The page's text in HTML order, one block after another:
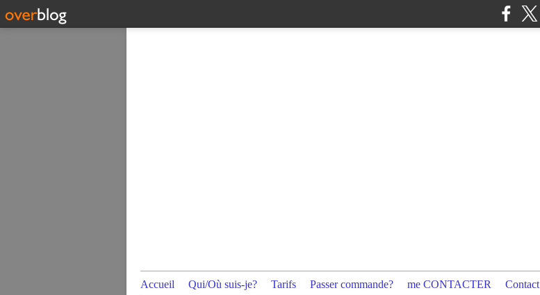
Accueil Qui/Où suis-je? Tarifs Passer commande? me CONTACTER Contact